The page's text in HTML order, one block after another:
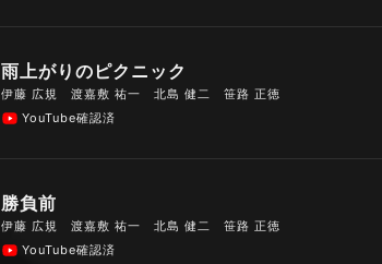
雨上がりのピクニック
伊藤 広規 渡嘉敷 祐一 北島 健二 笹路 正徳
YouTube確認済
勝負前
伊藤 広規 渡嘉敷 祐一 北島 健二 笹路 正徳
YouTube確認済